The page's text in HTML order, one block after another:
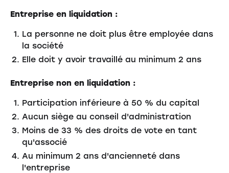
Entreprise en liquidation :
La personne ne doit plus être employée dans
la société
Elle doit y avoir travaillé au minimum 2 ans
Entreprise non en liquidation :
Participation inférieure à 50 % du capital
Aucun siège au conseil d'administration
Moins de 33 % des droits de vote en tant
qu'associé
Au minimum 2 ans d'ancienneté dans
l'entreprise